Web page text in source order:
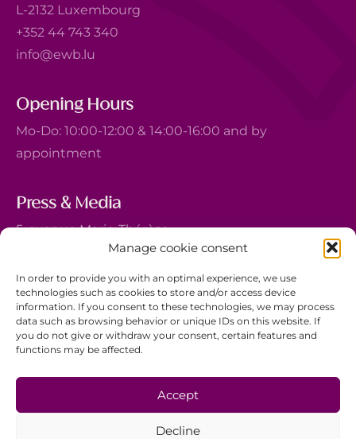
Manage cookie consent
In order to provide you with an optimal experience, we use
technologies such as cookies to store and/or access device
information. If you consent to these technologies, we may process
data such as browsing behavior or unique IDs on this website. If
you do not give or withdraw your consent, certain features and
functions may be affected.
Accept
Decline
L-2132 Luxembourg
+352 44 743 340
info@ewb.lu
Opening Hours
Mo-Do: 10:00-12:00 & 14:00-16:00 and by
appointment
Press & Media
5, avenue Marie-Thérèse
L-2132 Luxembourg
+352 44 743 340
comm@ewb.lu
Donate
Disclaimer
General Terms and Conditions